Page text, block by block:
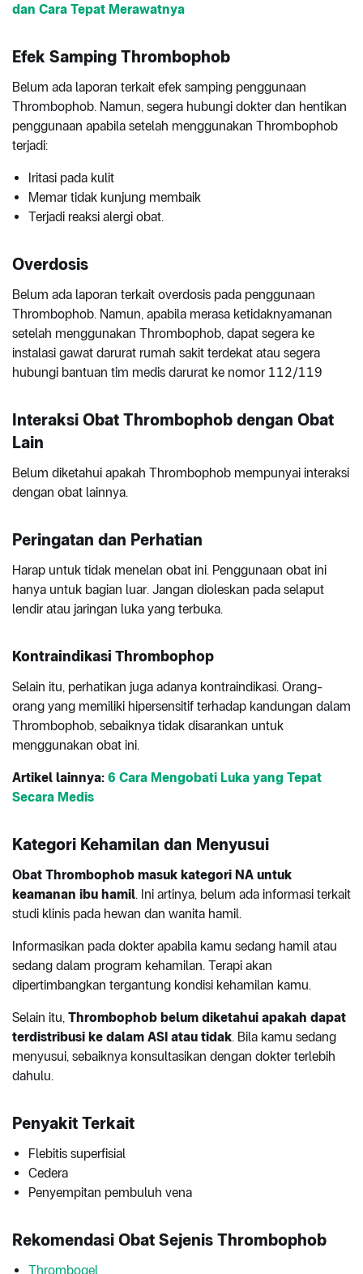
dan Cara Tepat Merawatnya
Efek Samping Thrombophob
Belum ada laporan terkait efek samping penggunaan
Thrombophob. Namun, segera hubungi dokter dan hentikan
penggunaan apabila setelah menggunakan Thrombophob
terjadi:
Iritasi pada kulit
Memar tidak kunjung membaik
Terjadi reaksi alergi obat.
Overdosis
Belum ada laporan terkait overdosis pada penggunaan
Thrombophob. Namun, apabila merasa ketidaknyamanan
setelah menggunakan Thrombophob, dapat segera ke
instalasi gawat darurat rumah sakit terdekat atau segera
hubungi bantuan tim medis darurat ke nomor 112/119
Interaksi Obat Thrombophob dengan Obat
Lain
Belum diketahui apakah Thrombophob mempunyai interaksi
dengan obat lainnya.
Peringatan dan Perhatian
Harap untuk tidak menelan obat ini. Penggunaan obat ini
hanya untuk bagian luar. Jangan dioleskan pada selaput
lendir atau jaringan luka yang terbuka.
Kontraindikasi Thrombophop
Selain itu, perhatikan juga adanya kontraindikasi. Orang-
orang yang memiliki hipersensitif terhadap kandungan dalam
Thrombophob, sebaiknya tidak disarankan untuk
menggunakan obat ini.
Artikel lainnya: 6 Cara Mengobati Luka yang Tepat
Secara Medis
Kategori Kehamilan dan Menyusui
Obat Thrombophob masuk kategori NA untuk
keamanan ibu hamil. Ini artinya, belum ada informasi terkait
studi klinis pada hewan dan wanita hamil.
Informasikan pada dokter apabila kamu sedang hamil atau
sedang dalam program kehamilan. Terapi akan
dipertimbangkan tergantung kondisi kehamilan kamu.
Selain itu, Thrombophob belum diketahui apakah dapat
terdistribusi ke dalam ASI atau tidak. Bila kamu sedang
menyusui, sebaiknya konsultasikan dengan dokter terlebih
dahulu.
Penyakit Terkait
Flebitis superfisial
Cedera
Penyempitan pembuluh vena
Rekomendasi Obat Sejenis Thrombophob
Thrombogel